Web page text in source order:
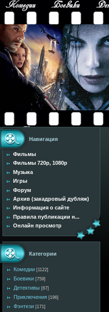
Навигация
Фильмы
Фильмы 720p, 1080p
Музыка
Игры
Форум
Архив (закадровый дубляж)
Информация о сайте
Правила публикации н...
Онлайн просмотр
Категории
Комедии [1122]
Боевики [759]
Детективы [67]
Приключения [196]
Фэнтези [171]